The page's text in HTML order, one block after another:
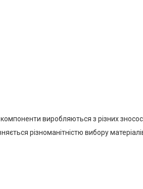
виробляються з різних
різноманітністю вибору